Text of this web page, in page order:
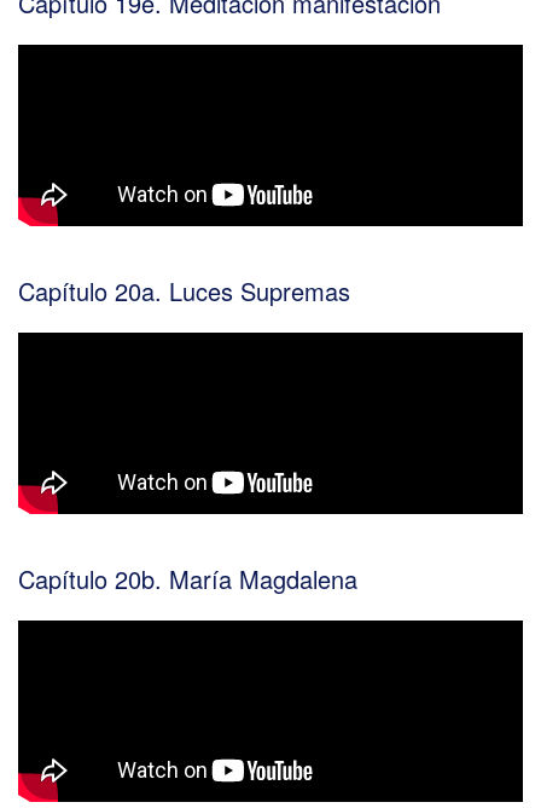
Capítulo 20a. Luces Supremas
Capítulo 20b. María Magdalena